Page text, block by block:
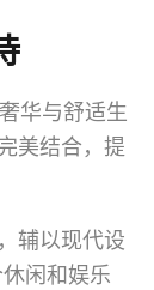
华与舒适生
美结合，提
辅以现代设
闲和娱乐